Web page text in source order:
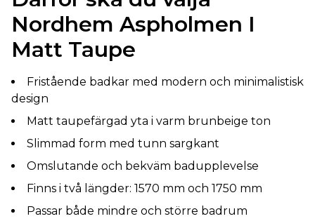
Nordhem Aspholmen I
Matt Taupe
Fristående badkar med modern och minimalistisk
design
Matt taupefärgad yta i varm brunbeige ton
Slimmad form med tunn sargkant
Omslutande och bekväm badupplevelse
Finns i två längder: 1570 mm och 1750 mm
Passar både mindre och större badrum